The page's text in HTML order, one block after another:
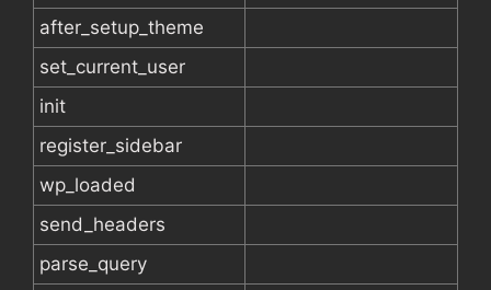
after_setup_theme
set_current_user
init
register_sidebar
wp_loaded
send_headers
parse_query